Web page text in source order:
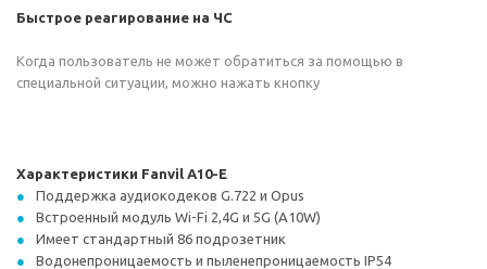
Быстрое реагирование на ЧС
Когда пользователь не может обратиться за помощью в
специальной ситуации, можно нажать кнопку
Характеристики Fanvil A10-E
Поддержка аудиокодеков G.722 и Opus
Встроенный модуль Wi-Fi 2,4G и 5G (A10W)
Имеет стандартный 86 подрозетник
Водонепроницаемость и пыленепроницаемость IP54